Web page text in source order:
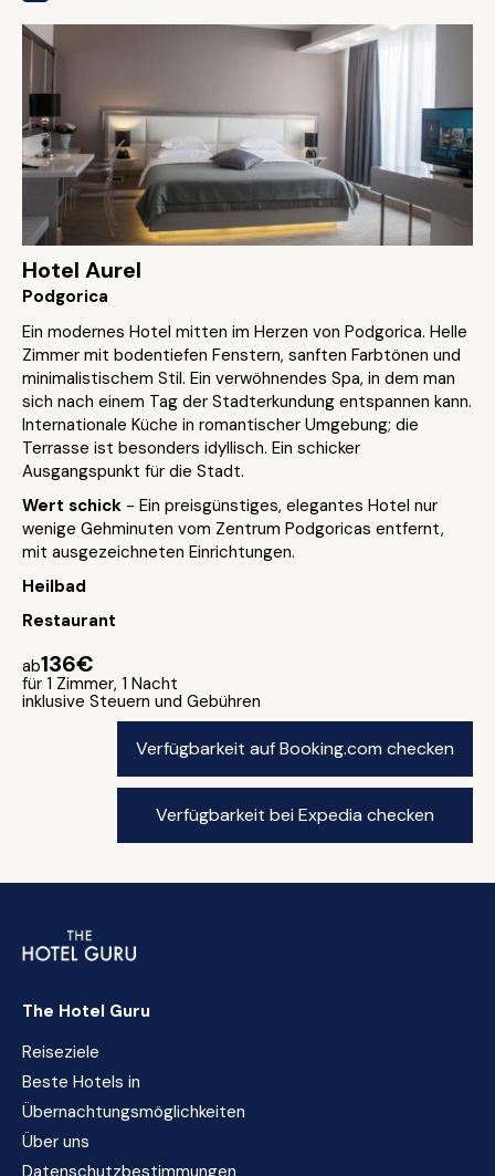
Hotel Aurel
Podgorica
Ein modernes Hotel mitten im Herzen von Podgorica. Helle
Zimmer mit bodentiefen Fenstern, sanften Farbtönen und
minimalistischem Stil. Ein verwöhnendes Spa, in dem man
sich nach einem Tag der Stadterkundung entspannen kann.
Internationale Küche in romantischer Umgebung; die
Terrasse ist besonders idyllisch. Ein schicker
Ausgangspunkt für die Stadt.
Wert schick - Ein preisgünstiges, elegantes Hotel nur
wenige Gehminuten vom Zentrum Podgoricas entfernt,
mit ausgezeichneten Einrichtungen.
Heilbad
Restaurant
ab136€
für 1 Zimmer, 1 Nacht
inklusive Steuern und Gebühren
Verfügbarkeit auf Booking.com checken
Verfügbarkeit bei Expedia checken
The Hotel Guru
Reiseziele
Beste Hotels in
Übernachtungsmöglichkeiten
Über uns
Datenschutzbestimmungen